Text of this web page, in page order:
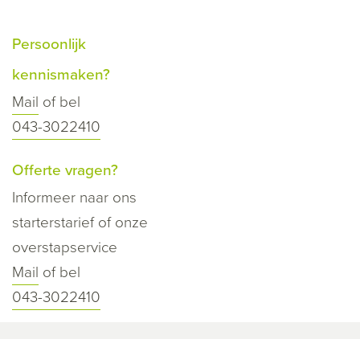
Persoonlijk
kennismaken?
Mail of bel
043-3022410
Offerte vragen?
Informeer naar ons
starterstarief of onze
overstapservice
Mail of bel
043-3022410